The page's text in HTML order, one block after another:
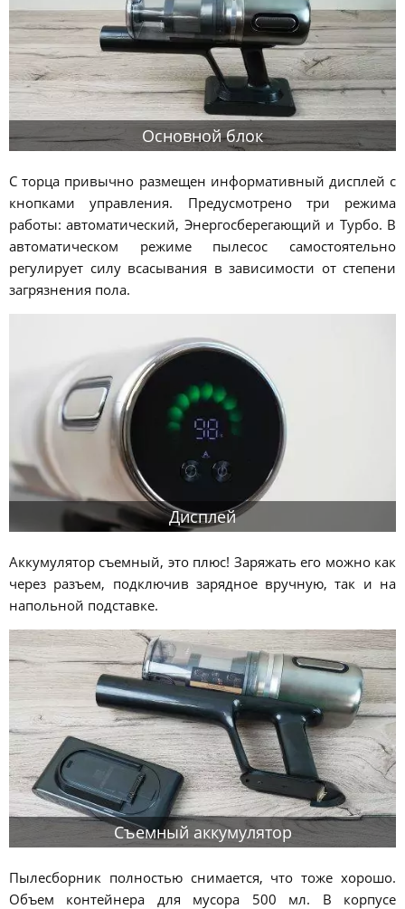
Основной блок
С торца привычно размещен информативный дисплей с
кнопками управления. Предусмотрено три режима
работы: автоматический, Энергосберегающий и Турбо. В
автоматическом режиме пылесос самостоятельно
регулирует силу всасывания в зависимости от степени
загрязнения пола.
Дисплей
Аккумулятор съемный, это плюс! Заряжать его можно как
через разъем, подключив зарядное вручную, так и на
напольной подставке.
Съемный аккумулятор
Пылесборник полностью снимается, что тоже хорошо.
Объем контейнера для мусора 500 мл. В корпусе